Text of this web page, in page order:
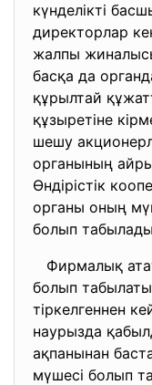
күнделікті
директорлар
жалпы
басқа да
құрылтай
құзыретіне
шешу
органының
Өндірістік
органы оның
болып
Фирмалық
болып
тіркелгеннен
наурызда
ақпанынан
мүшесі болып